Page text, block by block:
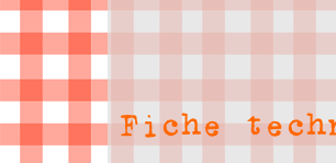
Fiche